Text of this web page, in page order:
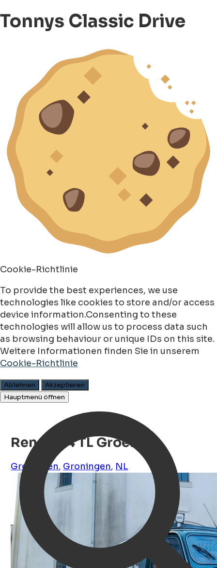
Tonnys Classic Drive
Cookie-Richtlinie
To provide the best experiences, we use
technologies like cookies to store and/or access
device information.Consenting to these
technologies will allow us to process data such
as browsing behaviour or unique IDs on this site.
Weitere Informationen finden Sie in unserem
Cookie-Richtlinie
Ablehnen
Akzeptieren
Hauptmenü öffnen
Renault 4 TL Groen
Groningen, Groningen, NL